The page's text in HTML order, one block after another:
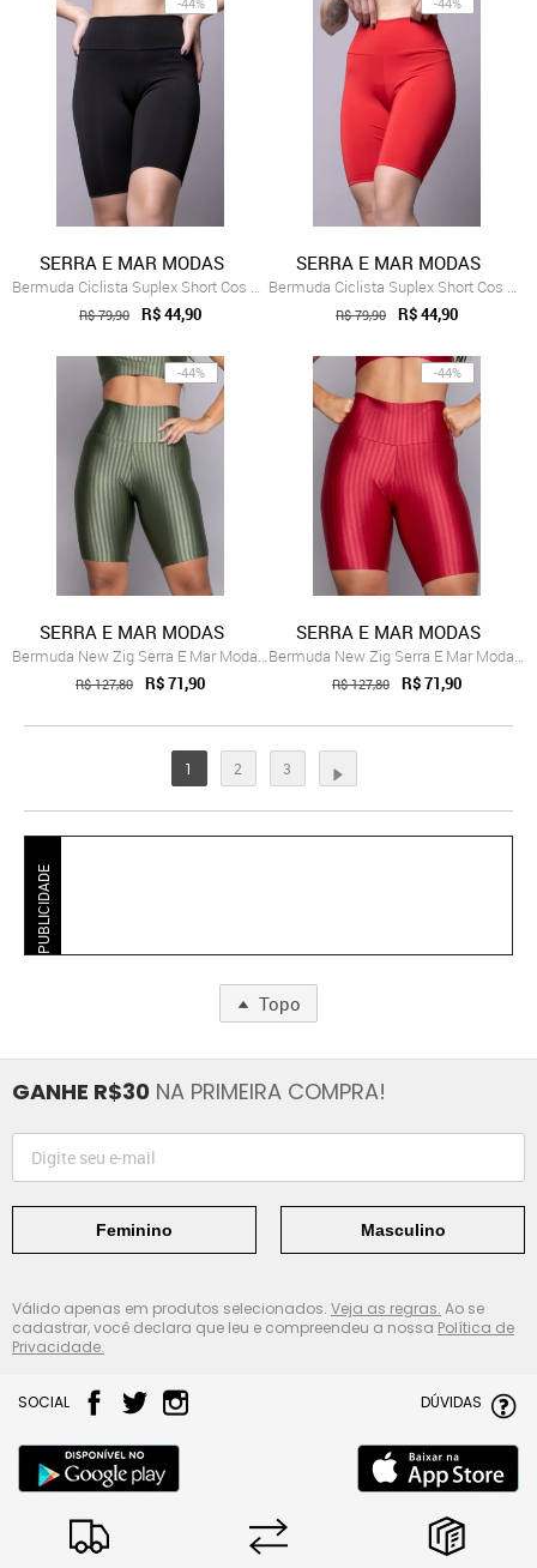
SERRA E MAR MODAS
Bermuda Ciclista Suplex Short Cos Alto C...
R$ 79,90 R$ 44,90
SERRA E MAR MODAS
Bermuda Ciclista Suplex Short Cos Alto C...
R$ 79,90 R$ 44,90
-44%
SERRA E MAR MODAS
Bermuda New Zig Serra E Mar Modas Ciclis...
R$ 127,80 R$ 71,90
-44%
SERRA E MAR MODAS
Bermuda New Zig Serra E Mar Modas Ciclis...
R$ 127,80 R$ 71,90
1 2 3
PUBLICIDADE
Topo
GANHE R$30 NA PRIMEIRA COMPRA!
Feminino Masculino
Válido apenas em produtos selecionados. Veja as regras. Ao se
cadastrar, você declara que leu e compreendeu a nossa Política de
Privacidade.
SOCIAL DÚVIDAS